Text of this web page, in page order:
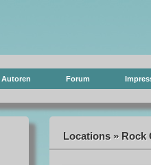
Autoren Forum
Locations » Rock